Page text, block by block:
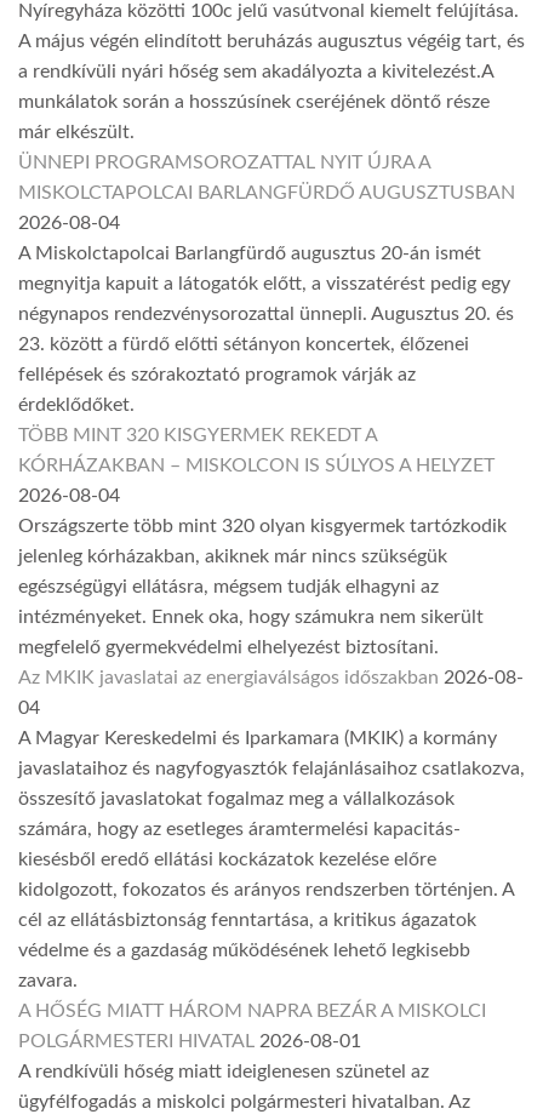
Nyíregyháza közötti 100c jelű vasútvonal kiemelt felújítása.
A május végén elindított beruházás augusztus végéig tart, és
a rendkívüli nyári hőség sem akadályozta a kivitelezést.A
munkálatok során a hosszúsínek cseréjének döntő része
már elkészült.
ÜNNEPI PROGRAMSOROZATTAL NYIT ÚJRA A
MISKOLCTAPOLCAI BARLANGFÜRDŐ AUGUSZTUSBAN
2026-08-04
A Miskolctapolcai Barlangfürdő augusztus 20-án ismét
megnyitja kapuit a látogatók előtt, a visszatérést pedig egy
négynapos rendezvénysorozattal ünnepli. Augusztus 20. és
23. között a fürdő előtti sétányon koncertek, élőzenei
fellépések és szórakoztató programok várják az
érdeklődőket.
TÖBB MINT 320 KISGYERMEK REKEDT A
KÓRHÁZAKBAN – MISKOLCON IS SÚLYOS A HELYZET
2026-08-04
Országszerte több mint 320 olyan kisgyermek tartózkodik
jelenleg kórházakban, akiknek már nincs szükségük
egészségügyi ellátásra, mégsem tudják elhagyni az
intézményeket. Ennek oka, hogy számukra nem sikerült
megfelelő gyermekvédelmi elhelyezést biztosítani.
Az MKIK javaslatai az energiaválságos időszakban 2026-08-
04
A Magyar Kereskedelmi és Iparkamara (MKIK) a kormány
javaslataihoz és nagyfogyasztók felajánlásaihoz csatlakozva,
összesítő javaslatokat fogalmaz meg a vállalkozások
számára, hogy az esetleges áramtermelési kapacitás-
kiesésből eredő ellátási kockázatok kezelése előre
kidolgozott, fokozatos és arányos rendszerben történjen. A
cél az ellátásbiztonság fenntartása, a kritikus ágazatok
védelme és a gazdaság működésének lehető legkisebb
zavara.
A HŐSÉG MIATT HÁROM NAPRA BEZÁR A MISKOLCI
POLGÁRMESTERI HIVATAL 2026-08-01
A rendkívüli hőség miatt ideiglenesen szünetel az
ügyfélfogadás a miskolci polgármesteri hivatalban. Az